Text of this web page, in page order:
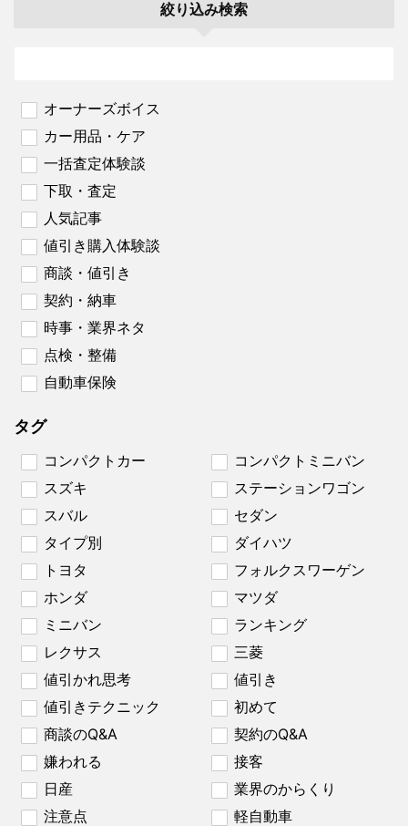
絞り込み検索
オーナーズボイス
カー用品・ケア
一括査定体験談
下取・査定
人気記事
値引き購入体験談
商談・値引き
契約・納車
時事・業界ネタ
点検・整備
自動車保険
タグ
コンパクトカー
コンパクトミニバン
スズキ
ステーションワゴン
スバル
セダン
タイプ別
ダイハツ
トヨタ
フォルクスワーゲン
ホンダ
マツダ
ミニバン
ランキング
レクサス
三菱
値引かれ思考
値引き
値引きテクニック
初めて
商談のQ&A
契約のQ&A
嫌われる
接客
日産
業界のからくり
注意点
軽自動車